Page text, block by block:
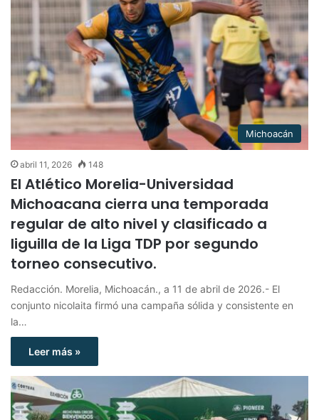
Michoacán
abril 11, 2026 148
El Atlético Morelia-Universidad
Michoacana cierra una temporada
regular de alto nivel y clasificado a
liguilla de la Liga TDP por segundo
torneo consecutivo.
Redacción. Morelia, Michoacán., a 11 de abril de 2026.- El
conjunto nicolaita firmó una campaña sólida y consistente en
la…
Leer más »